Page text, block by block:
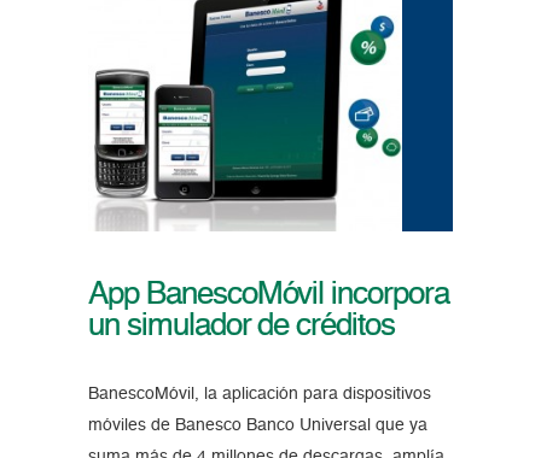
App BanescoMóvil incorpora
un simulador de créditos
BanescoMóvil, la aplicación para dispositivos
móviles de Banesco Banco Universal que ya